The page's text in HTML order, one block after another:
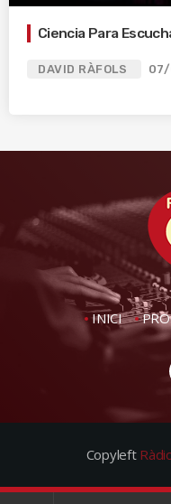
Ciencia Para
DAVID RÀFOLS
INICI
Copyleft